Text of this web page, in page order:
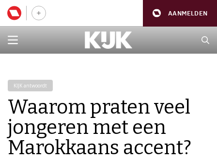
AANMELDEN
KIJK antwoordt
Waarom praten veel
jongeren met een
Marokkaans accent?